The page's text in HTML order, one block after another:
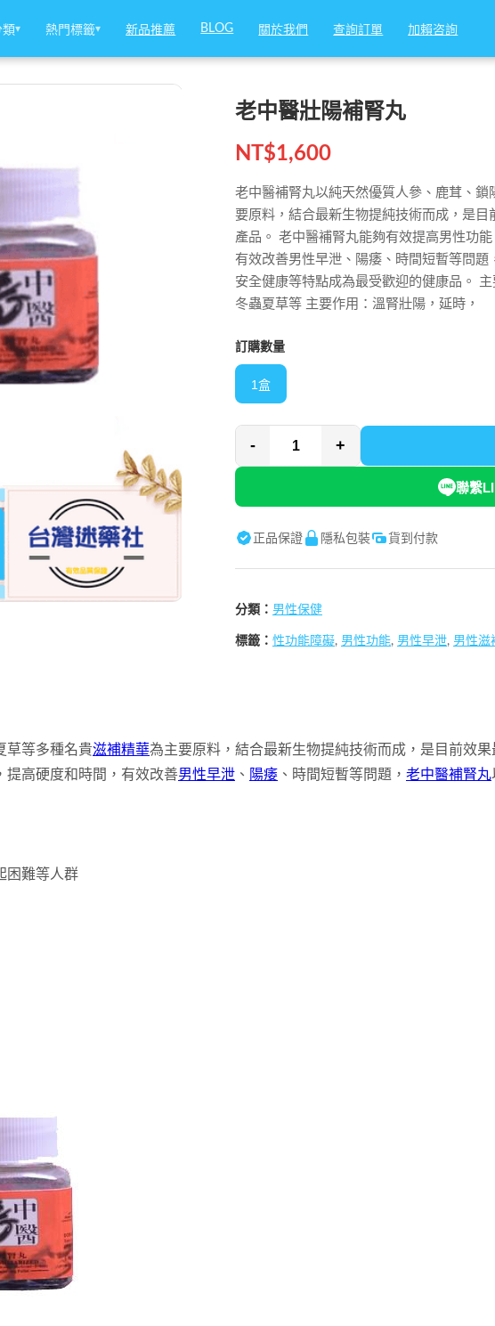
類▾ 熱門標籤▾ 新品推薦 BLOG 關於我們 查詢訂單 加賴咨詢
類▾ 熱門標籤▾ 新品推薦 BLOG 關於我們 查詢訂單 加賴咨詢
老中醫壯陽補腎丸
NT$1,600
老中醫補腎丸以純天然優質人參、鹿茸、
要原料，結合最新生物提純技術而成，是
產品。 老中醫補腎丸能夠有效提高男性功
有效改善男性早泄、陽痿、時間短暫等問
安全健康等特點成為最受歡迎的健康品。
冬蟲夏草等 主要作用：溫腎壯陽，延時，
訂購數量
1盒
- +
聯繫
正品保證 隱私包裝 貨到付款
分類： 男性保健
標籤： 性功能障礙, 男性功能, 男性早泄, 男性滋
草等多種名貴滋補精華為主要原料，結合最新生物提純技術而成，是目前效
提高硬度和時間，有效改善男性早泄 、 陽痿 、時間短暫等問題， 老中醫補腎丸
困難等人群